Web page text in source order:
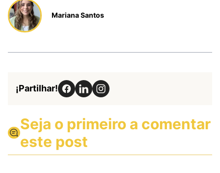
Mariana Santos
¡Partilhar!
Seja o primeiro a comentar
este post